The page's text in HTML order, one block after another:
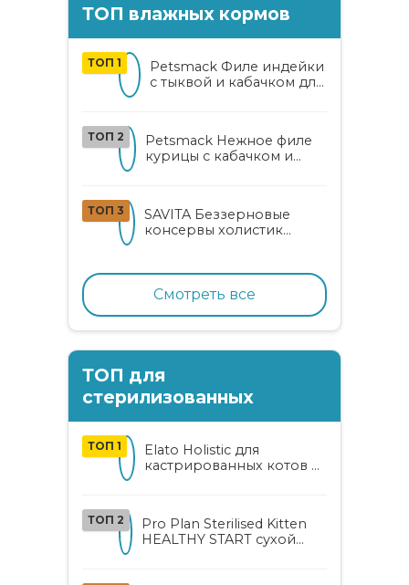
ТОП влажных кормов
ТОП 1
Petsmack Филе индейки
с тыквой и кабачком для
ТОП 2
Petsmack Нежное филе
курицы с кабачком и
ТОП 3
SAVITA Беззерновые
консервы холистик
Смотреть все
ТОП для
стерилизованных
ТОП 1
Elato Holistic для
кастрированных котов и
ТОП 2
Pro Plan Sterilised Kitten
HEALTHY START сухой